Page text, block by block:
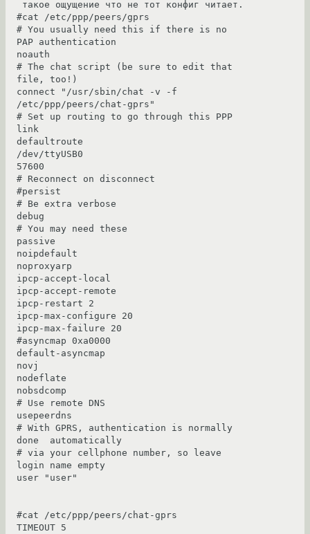
#cat /etc/ppp/peers/gprs
# You usually need this if there is no
PAP authentication
noauth
# The chat script (be sure to edit that
file, too!)
connect "/usr/sbin/chat -v -f
/etc/ppp/peers/chat-gprs"
# Set up routing to go through this PPP
link
defaultroute
/dev/ttyUSB0
57600
# Reconnect on disconnect
#persist
# Be extra verbose
debug
# You may need these
passive
noipdefault
noproxyarp
ipcp-accept-local
ipcp-accept-remote
ipcp-restart 2
ipcp-max-configure 20
ipcp-max-failure 20
#asyncmap 0xa0000
default-asyncmap
novj
nodeflate
nobsdcomp
# Use remote DNS
usepeerdns
# With GPRS, authentication is normally
done  automatically
# via your cellphone number, so leave
login name empty
user "user"
#cat /etc/ppp/peers/chat-gprs
TIMEOUT 5